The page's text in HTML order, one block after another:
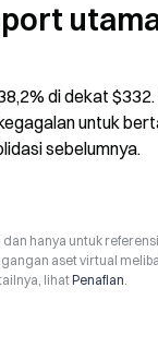
di dekat
untuk
sebelumnya.
hanya untuk
aset virtual
lihatPenafian.